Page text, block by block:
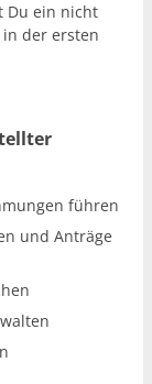
Du ein nicht
der ersten
führen
und Anträge